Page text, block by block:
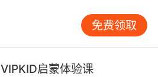
免费领取
VIPKID启蒙体验课